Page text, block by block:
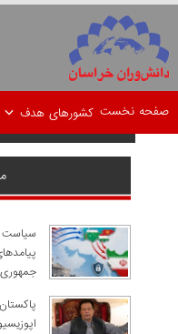
صفحه نخست کشورهای هدف
سیاست
جمهوری